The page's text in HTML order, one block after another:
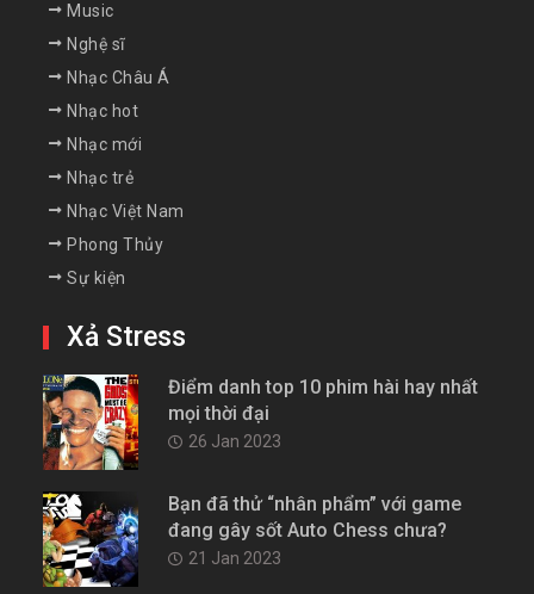
Music
Nghệ sĩ
Nhạc Châu Á
Nhạc hot
Nhạc mới
Nhạc trẻ
Nhạc Việt Nam
Phong Thủy
Sự kiện
Xả Stress
Điểm danh top 10 phim hài hay nhất
mọi thời đại
26 Jan 2023
Bạn đã thử “nhân phẩm” với game
đang gây sốt Auto Chess chưa?
21 Jan 2023